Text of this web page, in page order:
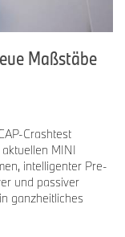
Maßstäbe
Crashtest
MINI
intelligenter Pre-
und passiver
ganzheitliches